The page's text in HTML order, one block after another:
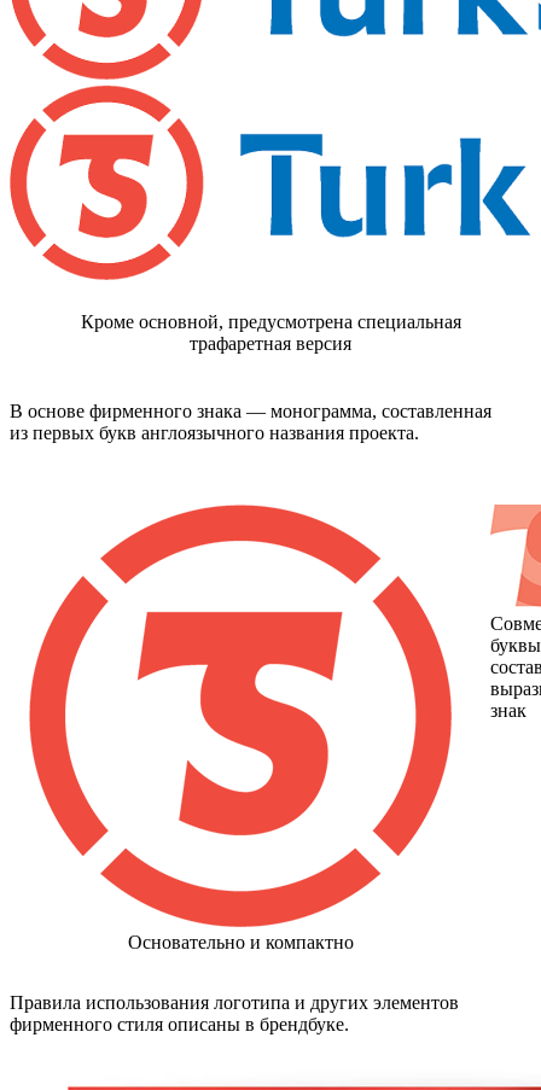
Кроме основной, предусмотрена специальная
трафаретная версия
В основе фирменного знака — монограмма, составленная
из первых букв англоязычного названия проекта.
Основательно и компактно
буквы
знак
Правила использования логотипа и других элементов
фирменного стиля описаны в брендбуке.